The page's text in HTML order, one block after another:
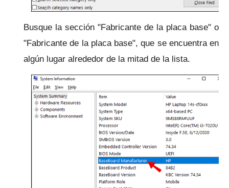
Busque la sección "Fabricante de la placa base" o
"Fabricante de la placa base", que se encuentra en
algún lugar alrededor de la mitad de la lista.